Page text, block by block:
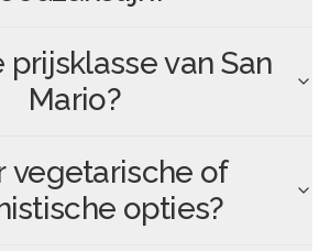
prijsklasse van San
Mario?
vegetarische of
opties?